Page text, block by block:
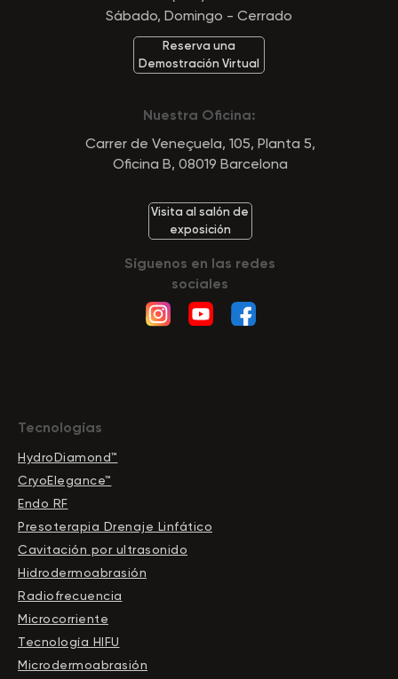
Sábado, Domingo - Cerrado
Nuestra Oficina:
Carrer de Veneçuela, 105, Planta 5,
Oficina B, 08019 Barcelona
Reserva una
Demostración Virtual
Visita al salón de
exposición
Síguenos en las redes
sociales
Tecnologías
HydroDiamond™
CryoElegance™
Endo RF
Presoterapia Drenaje Linfático
Cavitación por ultrasonido
Hidrodermoabrasión
Radiofrecuencia
Microcorriente
Tecnología HIFU
Microdermoabrasión